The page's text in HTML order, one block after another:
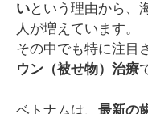
いという理由から、
人が増えています。
その中でも特に注目
ウン（被せ物）治療
ベトナムは、 最新の